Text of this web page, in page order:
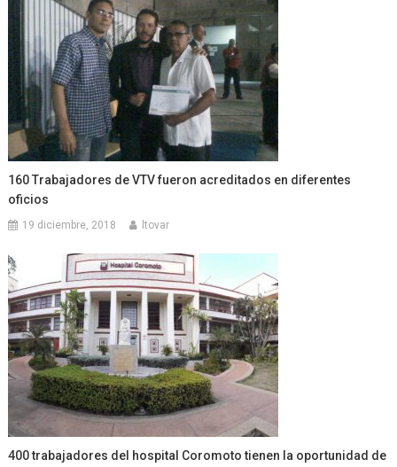
160 Trabajadores de VTV fueron acreditados en diferentes
oficios
19 diciembre, 2018 ltovar
400 trabajadores del hospital Coromoto tienen la oportunidad de